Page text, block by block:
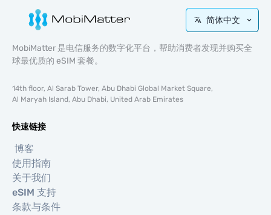
简体中文
MobiMatter 是电信服务的数字化平台，帮助消费者发现并购买全
球最优质的 eSIM 套餐。
14th floor, Al Sarab Tower, Abu Dhabi Global Market Square,
Al Maryah Island, Abu Dhabi, United Arab Emirates
快速链接
博客
使用指南
关于我们
eSIM 支持
条款与条件